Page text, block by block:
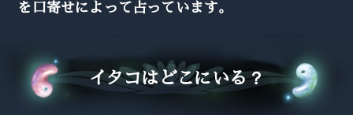
を口寄せによって占っています。
イタコはどこにいる？